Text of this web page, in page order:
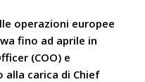
operazioni europee
fino ad aprile in
(COO) e
carica di Chief